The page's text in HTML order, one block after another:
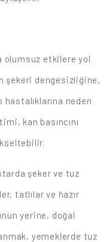
olumsuz etkilere yol
şekeri dengesizliğine,
neden
kan basıncını
şeker ve tuz
tatlılar ve hazır
yerine, doğal
yemeklerde tuz